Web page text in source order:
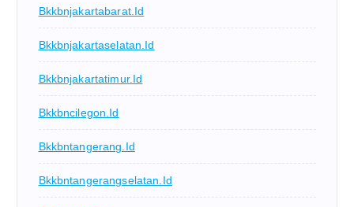
Bkkbnjakartabarat.id
Bkkbnjakartaselatan.id
Bkkbnjakartatimur.id
Bkkbncilegon.id
Bkkbntangerang.id
Bkkbntangerangselatan.id